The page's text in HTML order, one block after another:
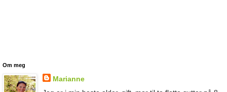
Om meg
Marianne